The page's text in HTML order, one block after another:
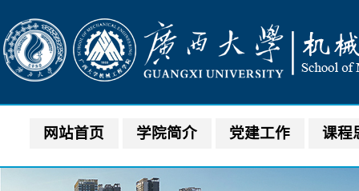
网站首页 学院简介 党建工作 课程